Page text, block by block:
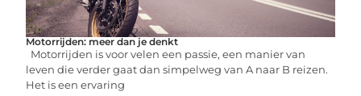
Motorrijden: meer dan je denkt
Motorrijden is voor velen een passie, een manier van
leven die verder gaat dan simpelweg van A naar B reizen.
Het is een ervaring